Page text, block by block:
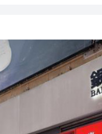
藥「回血」再次遞表港
烏克蘭用「星鏈」打
式體驗指南
二手公屋註冊量734宗